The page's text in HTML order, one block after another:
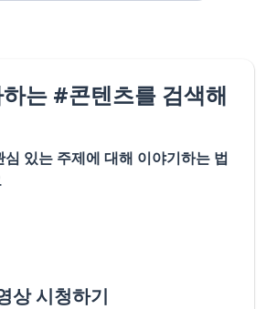
는 #콘텐츠를 검색해
심 있는 주제에 대해 이야기하는 법
상 시청하기